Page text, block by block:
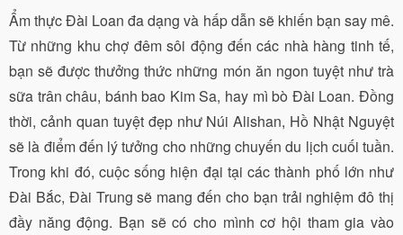
Ẩm thực Đài Loan đa dạng và hấp dẫn sẽ khiến bạn say mê.
Từ những khu chợ đêm sôi động đến các nhà hàng tinh tế,
bạn sẽ được thưởng thức những món ăn ngon tuyệt như trà
sữa trân châu, bánh bao Kim Sa, hay mì bò Đài Loan. Đồng
thời, cảnh quan tuyệt đẹp như Núi Alishan, Hồ Nhật Nguyệt
sẽ là điểm đến lý tưởng cho những chuyến du lịch cuối tuần.
Trong khi đó, cuộc sống hiện đại tại các thành phố lớn như
Đài Bắc, Đài Trung sẽ mang đến cho bạn trải nghiệm đô thị
đầy năng động. Bạn sẽ có cho mình cơ hội tham gia vào